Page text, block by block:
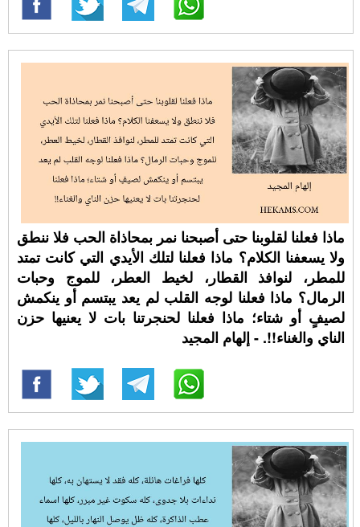
ماذا فعلنا لقلوبنا حتى أصبحنا نمر بمحاذاة الحب فلا ننطق
ولا يسعفنا الكلام؟ ماذا فعلنا لتلك الأيدي التي كانت تمتد
للمطر، لنوافذ القطار، لخيط العطر، للموج وحبات
الرمال؟ ماذا فعلنا لوجه القلب لم يعد يبتسم أو ينكمش
لصيفٍ أو شتاء؛ ماذا فعلنا لحنجرتنا بات لا يعنيها حزن
الناي والغناء!!. - إلهام المجيد